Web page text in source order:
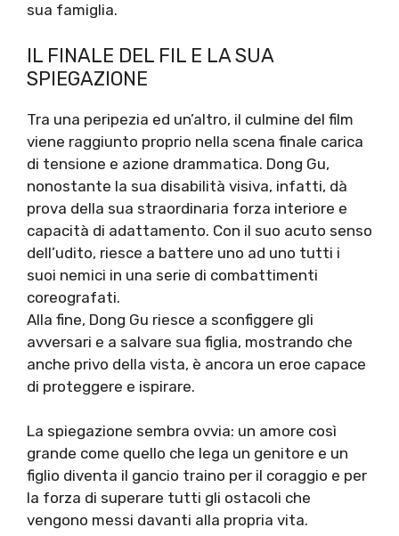
sua famiglia.
IL FINALE DEL FIL E LA SUA
SPIEGAZIONE
Tra una peripezia ed un’altro, il culmine del film
viene raggiunto proprio nella scena finale carica
di tensione e azione drammatica. Dong Gu,
nonostante la sua disabilità visiva, infatti, dà
prova della sua straordinaria forza interiore e
capacità di adattamento. Con il suo acuto senso
dell’udito, riesce a battere uno ad uno tutti i
suoi nemici in una serie di combattimenti
coreografati.
Alla fine, Dong Gu riesce a sconfiggere gli
avversari e a salvare sua figlia, mostrando che
anche privo della vista, è ancora un eroe capace
di proteggere e ispirare.
La spiegazione sembra ovvia: un amore così
grande come quello che lega un genitore e un
figlio diventa il gancio traino per il coraggio e per
la forza di superare tutti gli ostacoli che
vengono messi davanti alla propria vita.